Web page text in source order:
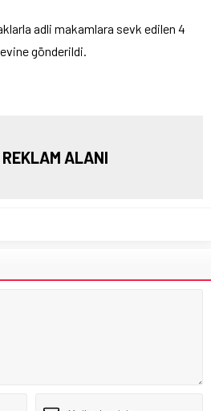
adli makamlara sevk edilen 4
gönderildi.
ALANI